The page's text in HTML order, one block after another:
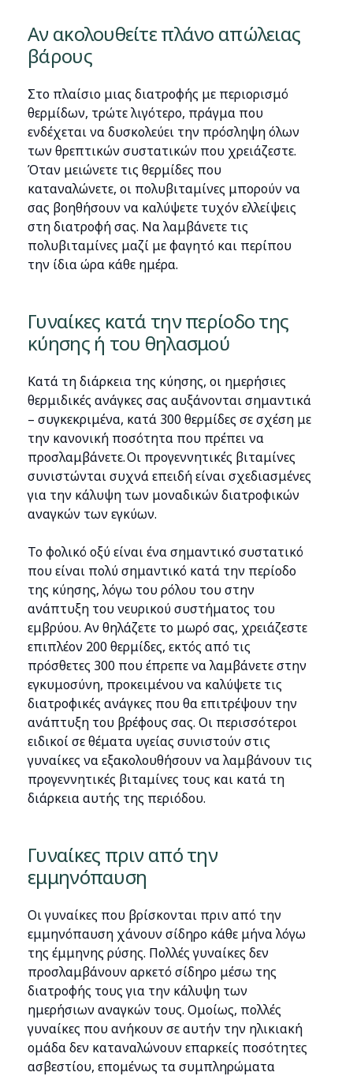
Αν ακολουθείτε πλάνο απώλειας
βάρους
Στο πλαίσιο μιας διατροφής με περιορισμό
θερμίδων, τρώτε λιγότερο, πράγμα που
ενδέχεται να δυσκολεύει την πρόσληψη όλων
των θρεπτικών συστατικών που χρειάζεστε.
Όταν μειώνετε τις θερμίδες που
καταναλώνετε, οι πολυβιταμίνες μπορούν να
σας βοηθήσουν να καλύψετε τυχόν ελλείψεις
στη διατροφή σας. Να λαμβάνετε τις
πολυβιταμίνες μαζί με φαγητό και περίπου
την ίδια ώρα κάθε ημέρα.
Γυναίκες κατά την περίοδο της
κύησης ή του θηλασμού
Κατά τη διάρκεια της κύησης, οι ημερήσιες
θερμιδικές ανάγκες σας αυξάνονται σημαντικά
– συγκεκριμένα, κατά 300 θερμίδες σε σχέση με
την κανονική ποσότητα που πρέπει να
προσλαμβάνετε. Οι προγεννητικές βιταμίνες
συνιστώνται συχνά επειδή είναι σχεδιασμένες
για την κάλυψη των μοναδικών διατροφικών
αναγκών των εγκύων.
Το φολικό οξύ είναι ένα σημαντικό συστατικό
που είναι πολύ σημαντικό κατά την περίοδο
της κύησης, λόγω του ρόλου του στην
ανάπτυξη του νευρικού συστήματος του
εμβρύου. Αν θηλάζετε το μωρό σας, χρειάζεστε
επιπλέον 200 θερμίδες, εκτός από τις
πρόσθετες 300 που έπρεπε να λαμβάνετε στην
εγκυμοσύνη, προκειμένου να καλύψετε τις
διατροφικές ανάγκες που θα επιτρέψουν την
ανάπτυξη του βρέφους σας. Οι περισσότεροι
ειδικοί σε θέματα υγείας συνιστούν στις
γυναίκες να εξακολουθήσουν να λαμβάνουν τις
προγεννητικές βιταμίνες τους και κατά τη
διάρκεια αυτής της περιόδου.
Γυναίκες πριν από την
εμμηνόπαυση
Οι γυναίκες που βρίσκονται πριν από την
εμμηνόπαυση χάνουν σίδηρο κάθε μήνα λόγω
της έμμηνης ρύσης. Πολλές γυναίκες δεν
προσλαμβάνουν αρκετό σίδηρο μέσω της
διατροφής τους για την κάλυψη των
ημερήσιων αναγκών τους. Ομοίως, πολλές
γυναίκες που ανήκουν σε αυτήν την ηλικιακή
ομάδα δεν καταναλώνουν επαρκείς ποσότητες
ασβεστίου, επομένως τα συμπληρώματα